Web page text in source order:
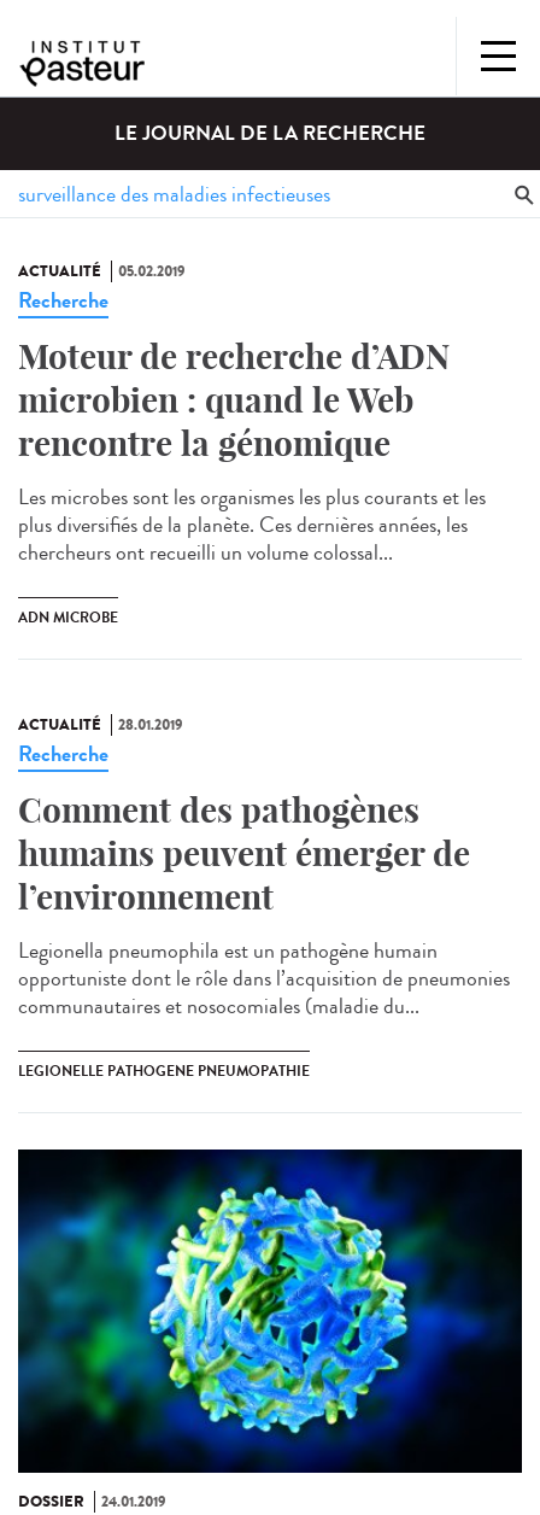
LE JOURNAL DE LA RECHERCHE
ACTUALITÉ 05.02.2019
Recherche
Moteur de recherche d’ADN
microbien : quand le Web
rencontre la génomique
Les microbes sont les organismes les plus courants et les
plus diversifiés de la planète. Ces dernières années, les
chercheurs ont recueilli un volume colossal...
ADN MICROBE
ACTUALITÉ 28.01.2019
Recherche
Comment des pathogènes
humains peuvent émerger de
l’environnement
Legionella pneumophila est un pathogène humain
opportuniste dont le rôle dans l’acquisition de pneumonies
communautaires et nosocomiales (maladie du...
LEGIONELLE PATHOGENE PNEUMOPATHIE
DOSSIER 24.01.2019